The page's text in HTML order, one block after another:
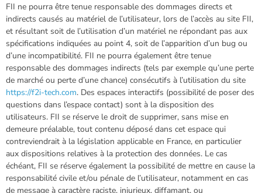
FII ne pourra être tenue responsable des dommages directs et
indirects causés au matériel de l’utilisateur, lors de l’accès au site FII,
et résultant soit de l’utilisation d’un matériel ne répondant pas aux
spécifications indiquées au point 4, soit de l’apparition d’un bug ou
d’une incompatibilité. FII ne pourra également être tenue
responsable des dommages indirects (tels par exemple qu’une perte
de marché ou perte d’une chance) consécutifs à l’utilisation du site
https://f2i-tech.com. Des espaces interactifs (possibilité de poser des
questions dans l’espace contact) sont à la disposition des
utilisateurs. FII se réserve le droit de supprimer, sans mise en
demeure préalable, tout contenu déposé dans cet espace qui
contreviendrait à la législation applicable en France, en particulier
aux dispositions relatives à la protection des données. Le cas
échéant, FII se réserve également la possibilité de mettre en cause la
responsabilité civile et/ou pénale de l’utilisateur, notamment en cas
de message à caractère raciste, injurieux, diffamant, ou